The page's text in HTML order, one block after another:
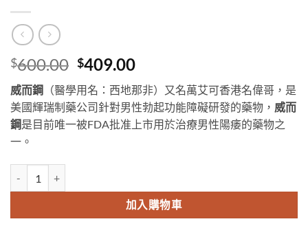
$600.00 Original
price
was:
$600.00.
$409.00Current
price
is:
$409.00.
威而鋼
（醫學用名：西地那非）又名萬艾可香港名偉哥，是
美國輝瑞制藥公司針對男性勃起功能障礙研發的藥物， 威而
鋼是目前唯一被FDA批准上市用於治療男性陽痿的藥物之
一。
加入購物車